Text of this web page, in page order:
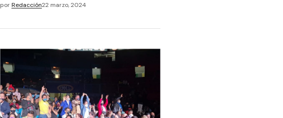
por Redacción22 marzo, 2024